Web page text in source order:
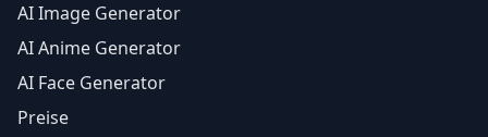
AI Image Generator
AI Anime Generator
AI Face Generator
Preise